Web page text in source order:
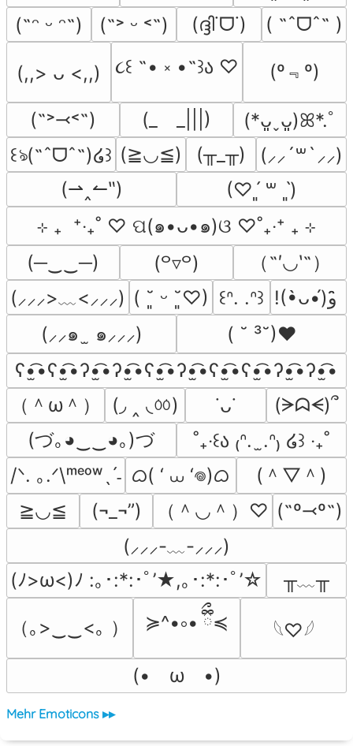
(˶ᵔ ᵕ ᵔ˶)
(˶˃ ᵕ ˂˶) (ദ്ദി˙ᗜ˙) ( ˶ˆᗜˆ˵ )
(,,> ᴗ <,,) ૮꒰ ˶• ༝ •˶꒱ა ♡ (º﹃º)
(˶˃⤙˂˶) (_　_|||)
(*ᴗ͈ˬᴗ͈)ꕤ*.ﾟ
꒰ঌ(˶ˆᗜˆ˵)໒꒱ (≧◡≦) (╥_╥)
(⸝⸝´꒳`⸝⸝)
(⇀‸↼‶)
(♡ˊ͈ ꒳ ˋ͈)
⊹ ₊  ⁺‧₊˚ ♡ ପ(๑•ᴗ•๑)ଓ ♡˚₊‧⁺ ₊ ⊹
(─‿‿─)
(꒪▿꒪)
（˶′◡‵˶）
(⸝⸝⸝>﹏<⸝⸝⸝) ( ˘͈ ᵕ ˘͈♡) ꒰ᐢ. .ᐢ꒱
(⸝⸝๑  ̫ ๑⸝⸝⸝)
( ˘ ³˘)♥
ʕ•̫͡•ʕ•̫͡•ʔ•̫͡•ʔ•̫͡•ʕ•̫͡•ʔ•̫͡•ʕ•̫͡•ʕ•̫͡•ʔ•̫͡•ʔ•̫͡•
（＾ω＾）
(◞ ‸ ◟ㆀ) ˙ᴗ˙
(ᗒᗣᗕ)՞
(づ｡◕‿‿◕｡)づ
˚₊‧꒰ა ₍ᐢ.  ̫.ᐢ₎ ໒꒱ ‧₊˚
/ᐠ. ｡.ᐟ\ᵐᵉᵒʷˎˊ˗ ᜊ( ‘ ⩊ ‘𖦹)ᜊ
(＾▽＾)
≧◡≦
(¬_¬”) （＾◡＾）♡ (˶º⤙º˶)
(⸝⸝⸝-﹏-⸝⸝⸝)
(ﾉ>ω<)ﾉ :｡･:*:･ﾟ’★,｡･:*:･ﾟ’☆
╥﹏╥
（｡>‿‿<｡ ） ≽^•༚• ྀིྀ≼
𓆩♡𓆪
(•　ω　•)
Mehr Emoticons ▸▸